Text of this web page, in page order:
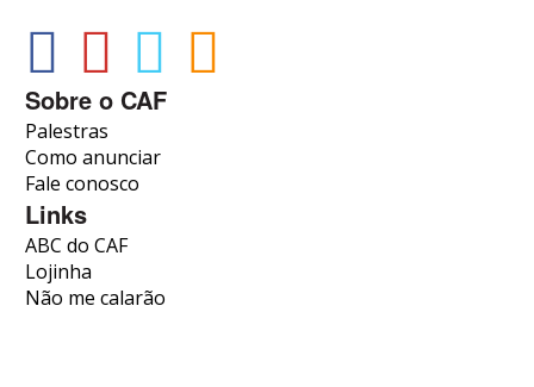
Sobre o CAF
Palestras
Como anunciar
Fale conosco
Links
ABC do CAF
Lojinha
Não me calarão